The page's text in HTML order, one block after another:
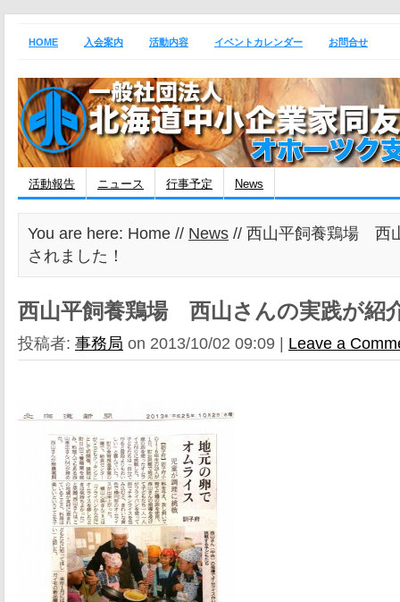
HOME 入会案内 活動内容 イベントカレンダー お問合せ
活動報告 ニュース 行事予定 News
You are here: Home // News // 西山平飼養鶏場 西
されました！
西山平飼養鶏場 西山さんの実践が紹
投稿者: 事務局 on 2013/10/02 09:09 | Leave a